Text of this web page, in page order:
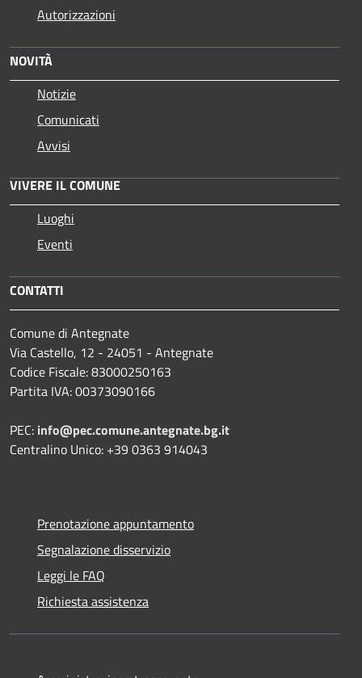
Autorizzazioni
NOVITÀ
Notizie
Comunicati
Avvisi
VIVERE IL COMUNE
Luoghi
Eventi
CONTATTI
Comune di Antegnate
Via Castello, 12 - 24051 - Antegnate
Codice Fiscale: 83000250163
Partita IVA: 00373090166
PEC: info@pec.comune.antegnate.bg.it
Centralino Unico: +39 0363 914043
Prenotazione appuntamento
Segnalazione disservizio
Leggi le FAQ
Richiesta assistenza